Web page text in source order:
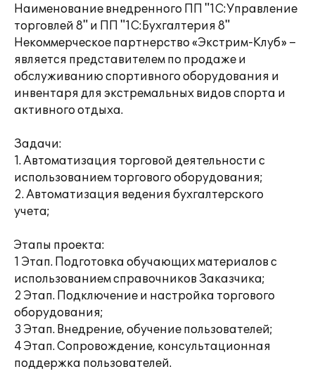
Наименование внедренного ПП "1С:Управление
торговлей 8" и ПП "1С:Бухгалтерия 8"
Некоммерческое партнерство «Экстрим-Клуб» –
является представителем по продаже и
обслуживанию спортивного оборудования и
инвентаря для экстремальных видов спорта и
активного отдыха.
Задачи:
1. Автоматизация торговой деятельности с
использованием торгового оборудования;
2. Автоматизация ведения бухгалтерского
учета;
Этапы проекта:
1 Этап. Подготовка обучающих материалов с
использованием справочников Заказчика;
2 Этап. Подключение и настройка торгового
оборудования;
3 Этап. Внедрение, обучение пользователей;
4 Этап. Сопровождение, консультационная
поддержка пользователей.